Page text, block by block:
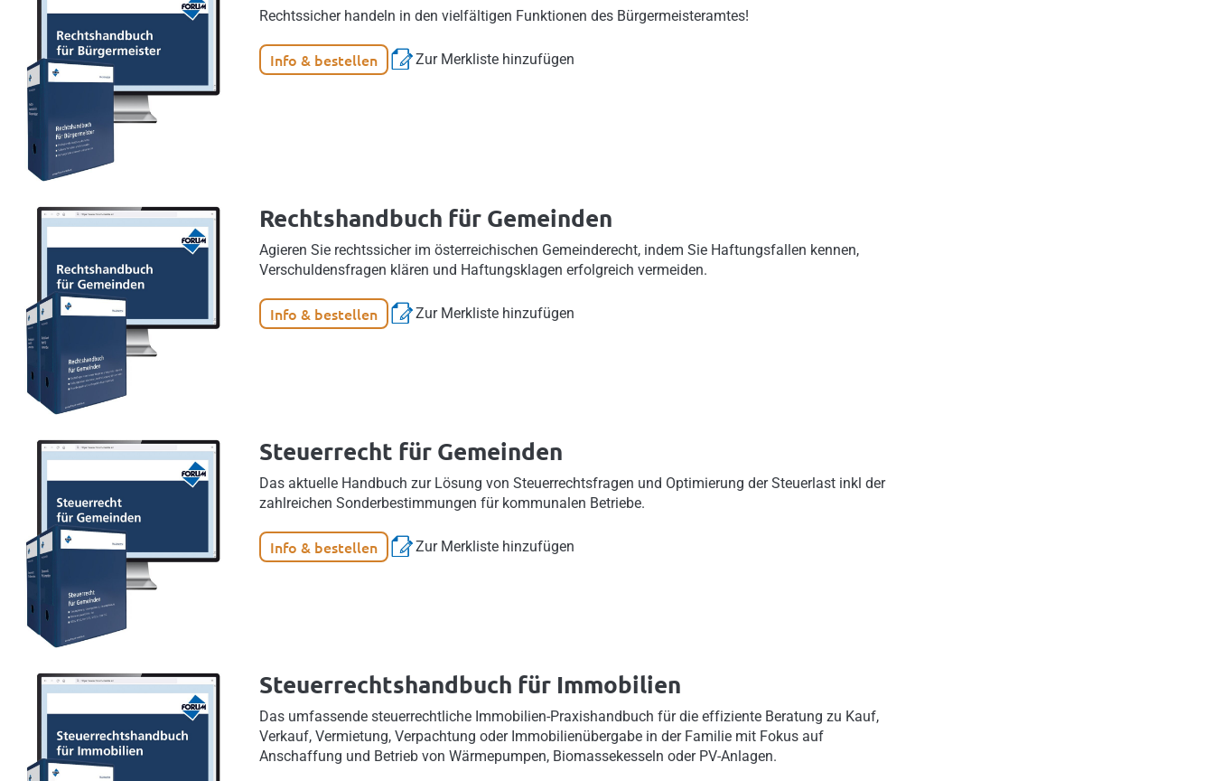
Rechtssicher handeln in den vielfältigen Funktionen des Bürgermeisteramtes!
Info & bestellen Zur Merkliste hinzufügen
Rechtshandbuch für Gemeinden
Agieren Sie rechtssicher im österreichischen Gemeinderecht, indem Sie Haftungsfallen kennen,
Verschuldensfragen klären und Haftungsklagen erfolgreich vermeiden.
Info & bestellen Zur Merkliste hinzufügen
Steuerrecht für Gemeinden
Das aktuelle Handbuch zur Lösung von Steuerrechtsfragen und Optimierung der Steuerlast inkl der
zahlreichen Sonderbestimmungen für kommunalen Betriebe.
Info & bestellen Zur Merkliste hinzufügen
Steuerrechtshandbuch für Immobilien
Das umfassende steuerrechtliche Immobilien-Praxishandbuch für die effiziente Beratung zu Kauf,
Verkauf, Vermietung, Verpachtung oder Immobilienübergabe in der Familie mit Fokus auf
Anschaffung und Betrieb von Wärmepumpen, Biomassekesseln oder PV-Anlagen.